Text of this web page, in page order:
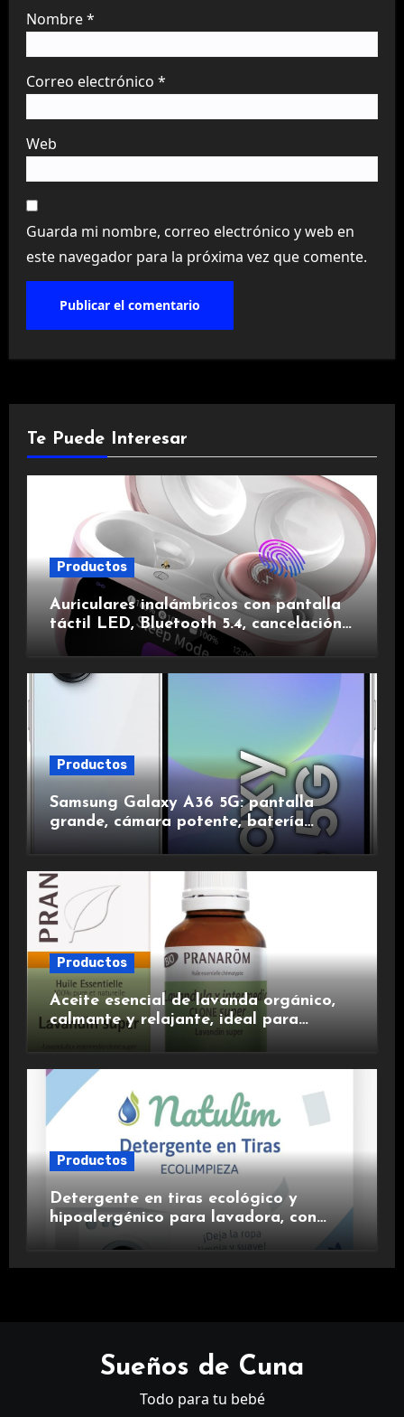
Nombre*
Correo electrónico *
Web
Guarda mi nombre, correo electrónico y web en
este navegador para la próxima vez que comente.
Te Puede Interesar
Productos
Auriculares inalámbricos con pantalla
táctil LED, Bluetooth 5.4, cancelación
de ruido, impermeables y de larga
duración.
Productos
Samsung Galaxy A36 5G: pantalla
grande, cámara potente, batería
duradera y carga rápida para una
experiencia premium.
Productos
Aceite esencial de lavanda orgánico,
calmante y relajante, ideal para
Productos
Detergente en tiras ecológico y
hipoalergénico para lavadora, con
suavizante incluido y fragancia de
Sueños de Cuna
Todo para tu bebé